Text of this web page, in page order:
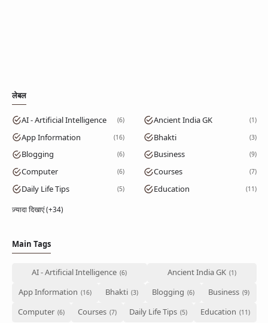
लेबल
AI - Artificial Intelligence 6 Ancient India GK 1
App Information 16 Bhakti 3
Blogging 6 Business 9
Computer 6 Courses 7
Daily Life Tips 5 Education 11
ज़्यादा दिखाएं (+34)
Main Tags
AI - Artificial Intelligence
Ancient India GK
App Information
Bhakti Blogging
Business
Computer
Courses Daily Life Tips Education